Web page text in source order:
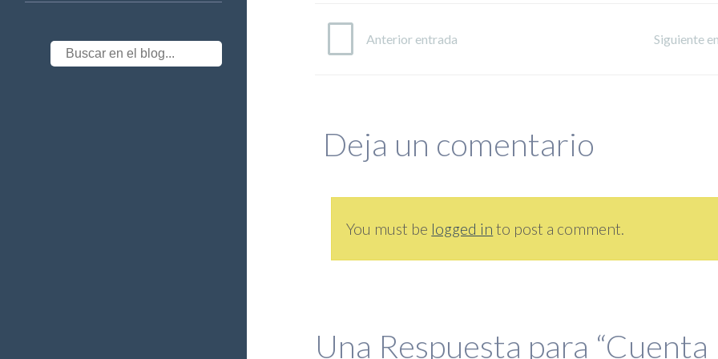
Anterior entrada Siguiente
Deja un comentario
You must be logged in to post a comment.
Una Respuesta para “Cuenta